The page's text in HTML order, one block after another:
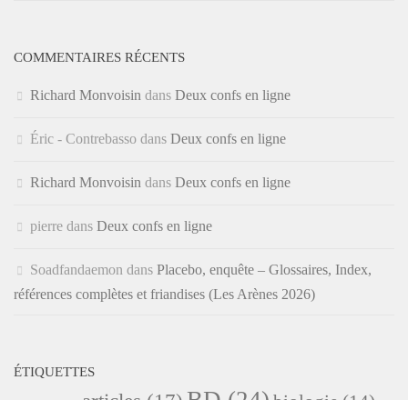
COMMENTAIRES RÉCENTS
Richard Monvoisin dans Deux confs en ligne
Éric - Contrebasso dans Deux confs en ligne
Richard Monvoisin dans Deux confs en ligne
pierre dans Deux confs en ligne
Soadfandaemon dans Placebo, enquête – Glossaires, Index,
références complètes et friandises (Les Arènes 2026)
ÉTIQUETTES